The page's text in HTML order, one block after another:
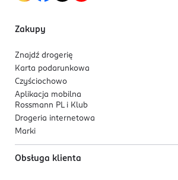
zmarszczki.
pro.aQua - oczyszczona woda z
probiotyczną, która wspiera
mikroflorę skóry, wzmacnia jej
odporność oraz chroni.
Zakupy
Znajdź drogerię
Karta podarunkowa
Czyściochowo
Aplikacja mobilna
Rossmann PL i Klub
Drogeria internetowa
Marki
Obsługa klienta